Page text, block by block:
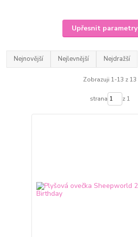
Upřesnit parametry
Nejnovější Nejlevnější Nejdražší
Zobrazuji 1-13 z 13
strana z 1